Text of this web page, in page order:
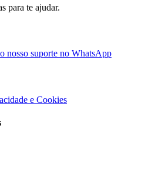
para te ajudar.
nosso suporte no WhatsApp
e Cookies